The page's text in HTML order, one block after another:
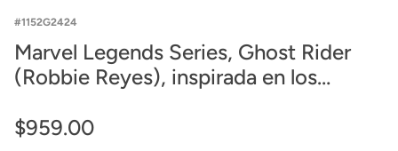
1152G2424
Marvel Legends Series, Ghost Rider
(Robbie Reyes), inspirada en los
Fantasma y de los Vengadores G2424
$959.00